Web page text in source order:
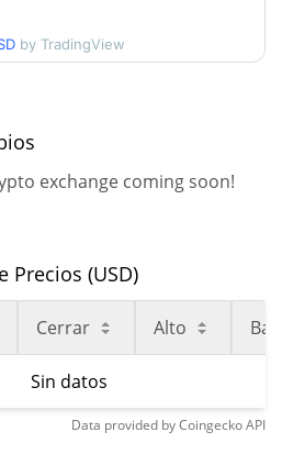
by TradingView
exchange coming soon!
Precios (USD)
Cerrar Alto
Sin datos
Data provided byCoingeckoAPI